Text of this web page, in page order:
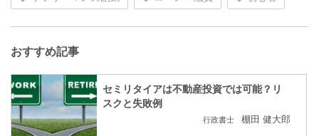
おすすめ記事
セミリタイアは不動産投資では可能？リ
スクと失敗例
行政書士 棚田 健大郎